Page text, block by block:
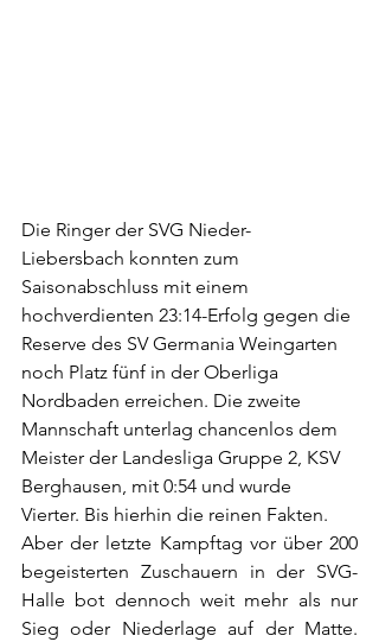
Die Ringer der SVG Nieder-
Liebersbach konnten zum
Saisonabschluss mit einem
hochverdienten 23:14-Erfolg gegen die
Reserve des SV Germania Weingarten
noch Platz fünf in der Oberliga
Nordbaden erreichen. Die zweite
Mannschaft unterlag chancenlos dem
Meister der Landesliga Gruppe 2, KSV
Berghausen, mit 0:54 und wurde
Vierter. Bis hierhin die reinen Fakten.
Aber der letzte Kampftag vor über 200
begeisterten Zuschauern in der SVG-
Halle bot dennoch weit mehr als nur
Sieg oder Niederlage auf der Matte.